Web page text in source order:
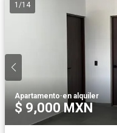
1 /14
Apartamento·en alquiler
$ 9,000 MXN